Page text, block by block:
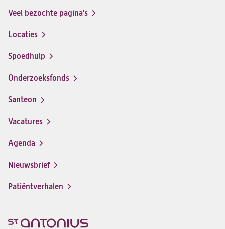
Veel bezochte pagina's
Locaties
Spoedhulp
Onderzoeksfonds
Santeon
(opent
in
nieuwe
Vacatures
(opent
in
nieuwe
Agenda
Nieuwsbrief
Patiëntverhalen